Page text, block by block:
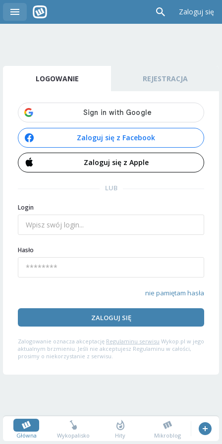
Zaloguj się
LOGOWANIE REJESTRACJA
Zaloguj się z Facebook
Zaloguj się z Apple
LUB
Login
Hasło
nie pamiętam hasła
ZALOGUJ SIĘ
Zalogowanie oznacza akceptację Regulaminu serwisu Wykop.pl w jego
aktualnym brzmieniu. Jeśli nie akceptujesz Regulaminu w całości,
prosimy o niekorzystanie z serwisu.
Główna Wykopalisko Hity Mikroblog